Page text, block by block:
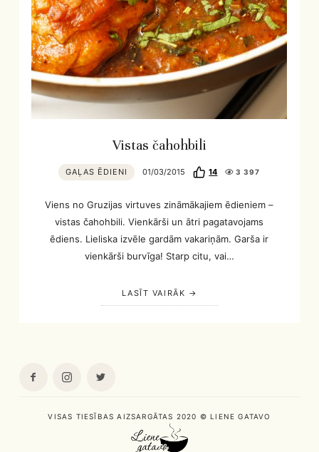
Vistas čahohbili
GAĻAS ĒDIENI 01/03/2015 14 3 397
Viens no Gruzijas virtuves zināmākajiem ēdieniem –
vistas čahohbili. Vienkārši un ātri pagatavojams
ēdiens. Lieliska izvēle gardām vakariņām. Garša ir
vienkārši burvīga! Starp citu, vai…
LASĪT VAIRĀK
VISAS TIESĪBAS AIZSARGĀTAS 2020 © LIENE GATAVO